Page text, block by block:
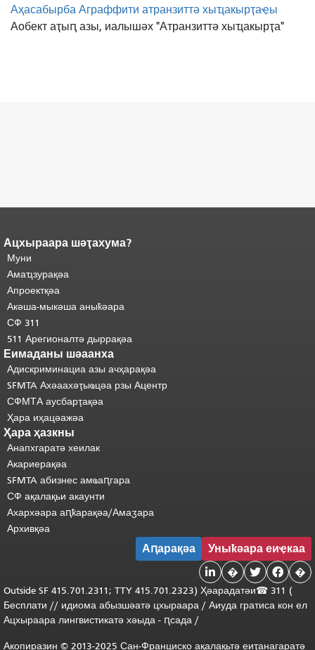
Аҳасабырба Аграффити атранзиттә хыҵакырҭаҿы
Аобект аҭыԥ азы, иалышәх "Атранзиттә хыҵакырҭа"
Ацхыраара шәҭахума?
Муни
Амаҵзурақәа
Апроектқәа
Акәша-мыкәша аныҟәара
СФ 311
511 Арегионалтә дыррақәа
Еимаданы шәаанха
Адискриминациа азы ачҳарақәа
SFMTA Ахәаахәҭыҩцәа рзы Ацентр
СФМТА аусбарҭақәа
Ҳара иҳацәажәа
Ҳара ҳазкны
Анапхгаратә хеилак
Акариерақәа
SFMTA абизнес амҩаԥгара
СФ ақалақьи акаунти
Ахархәара аԥҟарақәа/Амаӡара
Архивқәа
Уныҟәара еиҿкаа
Аԥарақәа
�


�

☎ 311 (
Outside SF 415.701.2311; TTY 415.701.2323) Ҳәарадатәи
абызшәатә цхыраара / Аиуда гратиса кон ел
идиома
/
Бесплати /
Ацхыраара лингвистикатә хәыда - ԥсада /
Акопиразин © 2013-2025 Сан-Франциско ақалақьтә еиҭанагаратә